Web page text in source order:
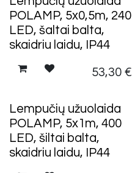
POLAMP, 5x0,5m, 240
LED, šaltai balta,
skaidriu laidu, IP44
53,30 €
Lempučių užuolaida
POLAMP, 5x1m, 400
LED, šiltai balta,
skaidriu laidu, IP44